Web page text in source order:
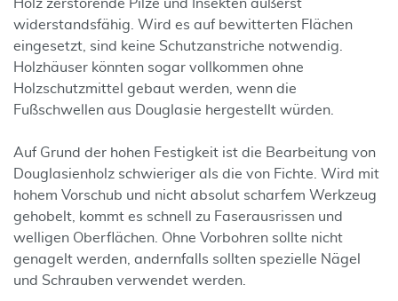
Holz zerstörende Pilze und Insekten äußerst
widerstandsfähig. Wird es auf bewitterten Flächen
eingesetzt, sind keine Schutzanstriche notwendig.
Holzhäuser könnten sogar vollkommen ohne
Holzschutzmittel gebaut werden, wenn die
Fußschwellen aus Douglasie hergestellt würden.
Auf Grund der hohen Festigkeit ist die Bearbeitung von
Douglasienholz schwieriger als die von Fichte. Wird mit
hohem Vorschub und nicht absolut scharfem Werkzeug
gehobelt, kommt es schnell zu Faserausrissen und
welligen Oberflächen. Ohne Vorbohren sollte nicht
genagelt werden, andernfalls sollten spezielle Nägel
und Schrauben verwendet werden.